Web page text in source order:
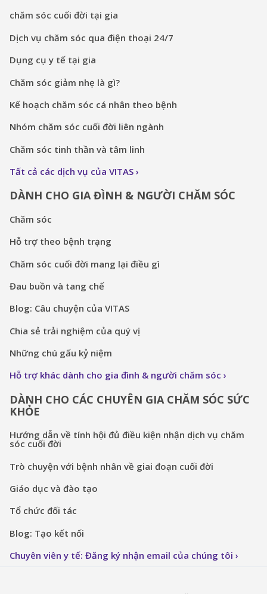
chăm sóc cuối đời tại gia
Dịch vụ chăm sóc qua điện thoại 24/7
Dụng cụ y tế tại gia
Chăm sóc giảm nhẹ là gì?
Kế hoạch chăm sóc cá nhân theo bệnh
Nhóm chăm sóc cuối đời liên ngành
Chăm sóc tinh thần và tâm linh
Tất cả các dịch vụ của VITAS
DÀNH CHO GIA ĐÌNH & NGƯỜI CHĂM SÓC
Chăm sóc
Hỗ trợ theo bệnh trạng
Chăm sóc cuối đời mang lại điều gì
Đau buồn và tang chế
Blog: Câu chuyện của VITAS
Chia sẻ trải nghiệm của quý vị
Những chú gấu kỷ niệm
Hỗ trợ khác dành cho gia đình & người chăm sóc
DÀNH CHO CÁC CHUYÊN GIA CHĂM SÓC SỨC
KHỎE
Hướng dẫn về tính hội đủ điều kiện nhận dịch vụ chăm
sóc cuối đời
Trò chuyện với bệnh nhân về giai đoạn cuối đời
Giáo dục và đào tạo
Tổ chức đối tác
Blog: Tạo kết nối
Chuyên viên y tế: Đăng ký nhận email của chúng tôi